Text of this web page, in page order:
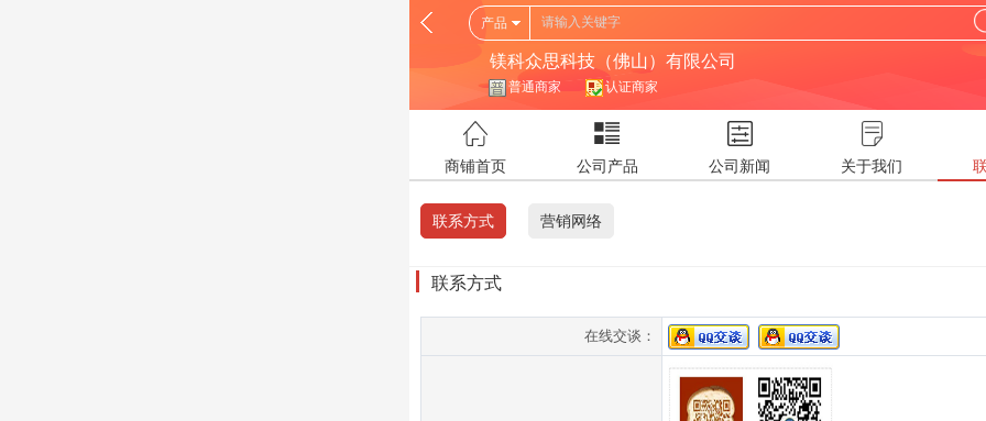
产品
镁科众思科技（佛山）有限公司
普通商家 认证商家
商铺首页 公司产品 公司新闻 关于我们
联系方式 营销网络
联系方式
在线交谈：